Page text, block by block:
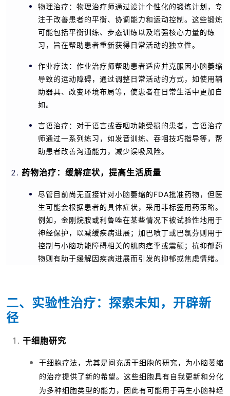
物理治疗：物理治疗师通过设计个性化的锻炼计划，专
注于改善患者的平衡、协调能力和运动控制。这些锻炼
可能包括平衡训练、步态训练以及增强核心力量的练
习，旨在帮助患者重新获得日常活动的独立性。
作业疗法：作业治疗师帮助患者适应并克服因小脑萎缩
导致的运动障碍，通过调整日常活动的方式，如使用辅
助器具、改变环境布局等，使患者在日常生活中更加自
如。
言语治疗：对于语言或吞咽功能受损的患者，言语治疗
师通过一系列练习，如发音训练、吞咽技巧指导等，帮
助患者改善沟通能力，减少误吸风险。
药物治疗：缓解症状，提高生活质量
尽管目前尚无直接针对小脑萎缩的FDA批准药物，但医
生可能会根据患者的具体症状，采用非标签用药策略。
例如，金刚烷胺或利鲁唑在某些情况下被试验性地用于
神经保护，以减缓疾病进展；加巴喷丁或巴氯芬则用于
控制与小脑功能障碍相关的肌肉痉挛或震颤；抗抑郁药
物则有助于缓解因疾病进展而引发的抑郁或焦虑情绪。
二、实验性治疗：探索未知，开辟新
径
干细胞研究
干细胞疗法，尤其是间充质干细胞的研究，为小脑萎缩
的治疗提供了新的希望。这些细胞具有自我更新和分化
为多种细胞类型的能力，因此有可能用于再生小脑神经